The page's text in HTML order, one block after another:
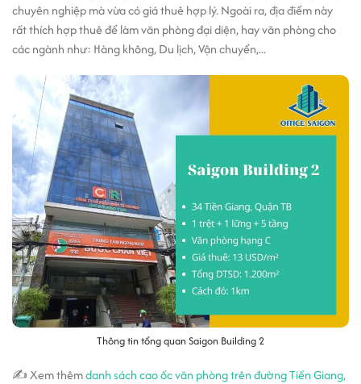
chuyên nghiệp mà vừa có giá thuê hợp lý. Ngoài ra, địa điểm này
rất thích hợp thuê để làm văn phòng đại diện, hay văn phòng cho
các ngành như: Hàng không, Du lịch, Vận chuyển,...
Thông tin tổng quan Saigon Building 2
✍ Xem thêmdanh sách cao ốc văn phòng trên đường Tiền Giang,